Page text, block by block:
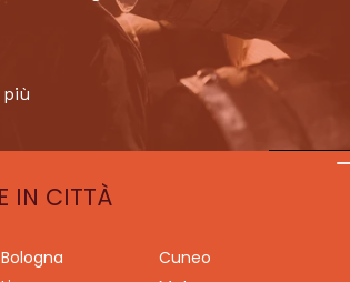
IN CITTÀ
Bologna
Cuneo